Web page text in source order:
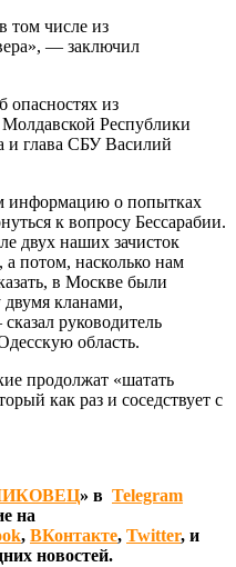
том числе из
— заключил
из
Республики
и глава СБУ Василий
информацию о попытках
к вопросу Бессарабии.
двух наших зачисток
а потом, насколько нам
в Москве были
кланами,
руководитель
область.
продолжат «шатать
как раз и соседствует с
» в Telegram
на
, ВКонтакте, Twitter, и
новостей.